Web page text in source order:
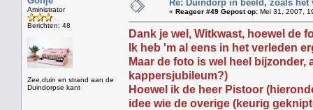
Aministrator
Berichten: 48
Zee,duin en strand aan de
Duindorpse kant
Re: Duindorp in beeld, zoals het
« Reageer #49 Gepost op: Mei 31, 2007,
Dank je wel, Witkwast, hoewel de
Ik heb 'm al eens in het verleden
Maar de foto is wel heel
kappersjubileum?)
Hoewel ik de heer Pistoor
idee wie de overige (keurig